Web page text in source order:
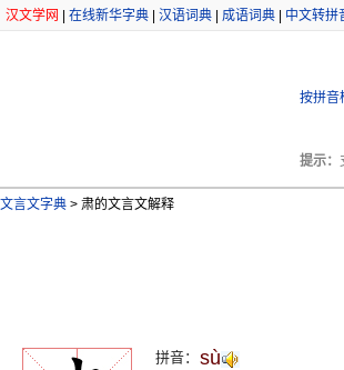
汉文学网 在线新华字典 汉语词典 成语词典 中文转拼
按拼音
提示：
文言文字典 > 肃的文言文解释
拼音： sù